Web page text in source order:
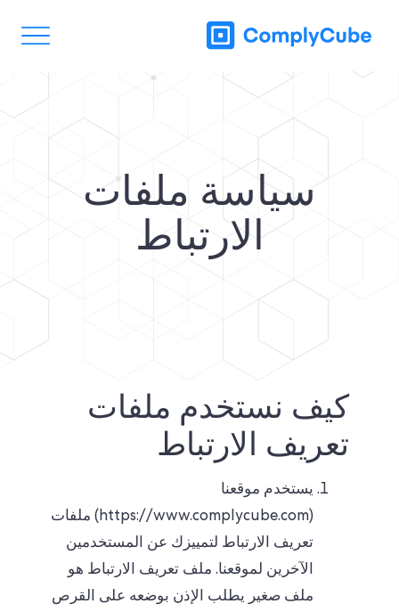
سياسة ملفات
الارتباط
كيف نستخدم ملفات
تعريف الارتباط
يستخدم موقعنا
(https://www.complycube.com) ملفات
تعريف الارتباط لتمييزك عن المستخدمين
الآخرين لموقعنا. ملف تعريف الارتباط هو
ملف صغير يطلب الإذن بوضعه على القرص